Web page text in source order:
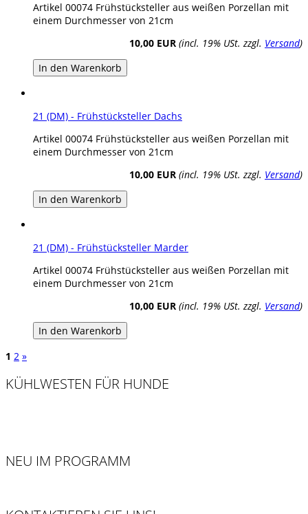
Artikel 00074 Frühstücksteller aus weißen Porzellan mit
einem Durchmesser von 21cm
10,00 EUR (incl. 19% USt. zzgl. Versand)
In den Warenkorb
21 (DM) - Frühstücksteller Dachs
Artikel 00074 Frühstücksteller aus weißen Porzellan mit
einem Durchmesser von 21cm
10,00 EUR (incl. 19% USt. zzgl. Versand)
In den Warenkorb
21 (DM) - Frühstücksteller Marder
Artikel 00074 Frühstücksteller aus weißen Porzellan mit
einem Durchmesser von 21cm
10,00 EUR (incl. 19% USt. zzgl. Versand)
In den Warenkorb
1 2 »
KÜHLWESTEN FÜR HUNDE
NEU IM PROGRAMM